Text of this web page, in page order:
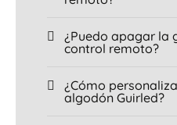
¿Puedo apagar la
control remoto?
¿Cómo
algodón Guirled?